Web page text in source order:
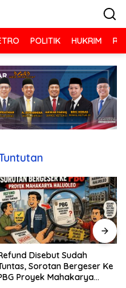
POLITIK HUKRIM
Disebut Sudah
Sorotan Bergeser Ke
Proyek Mahakarya